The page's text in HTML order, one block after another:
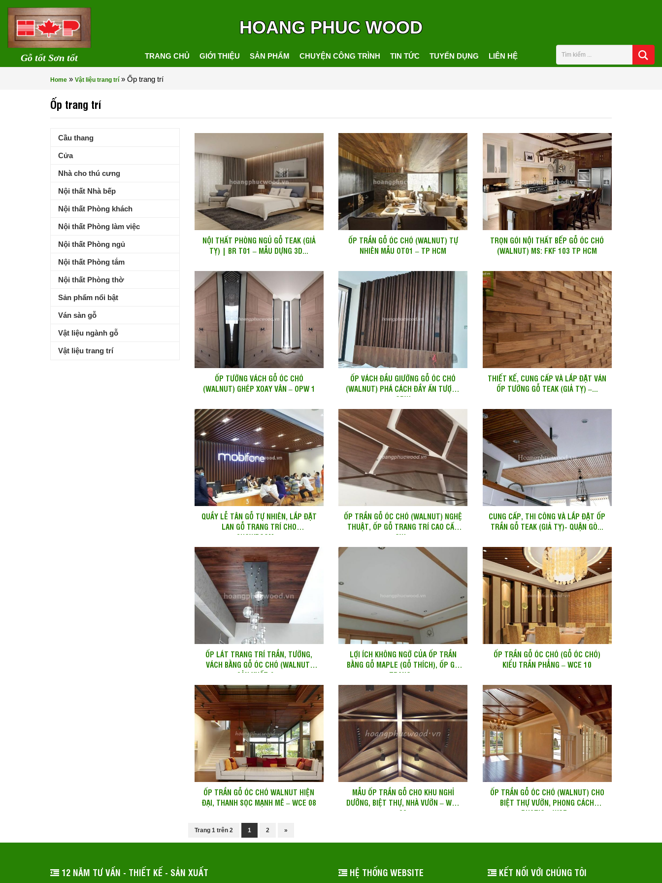
Gỗ tốt Sơn tốt
HOANG PHUC WOOD
TRANG CHỦ GIỚI THIỆU SẢN PHẨM CHUYỆN CÔNG TRÌNH TIN TỨC TUYỂN DỤNG LIÊN HỆ
Home » Vật liệu trang trí» Ốp trang trí
Ốp trang trí
NỘI THẤT PHÒNG NGỦ GỖ TEAK (GIẢ
TỴ) | BR T01 – MẪU DỰNG 3D...
ỐP TRẦN GỖ ÓC CHÓ (WALNUT) TỰ
NHIÊN MẪU OT01 – TP HCM
TRỌN GÓI NỘI THẤT BẾP GỖ ÓC CHÓ
(WALNUT) MS: FKF 103 TP HCM
ỐP TƯỜNG VÁCH GỖ ÓC CHÓ
(WALNUT) GHÉP XOAY VÂN – OPW 1
ỐP VÁCH ĐẦU GIƯỜNG GỖ ÓC CHÓ
(WALNUT) PHÁ CÁCH ĐẦY ẤN TƯỢNG
– OPW...
THIẾT KẾ, CUNG CẤP VÀ LẮP ĐẶT VÁN
ỐP TƯỜNG GỖ TEAK (GIẢ TỴ) –...
QUẦY LỄ TÂN GỖ TỰ NHIÊN, LẮP ĐẶT
LAN GỖ TRANG TRÍ CHO
SHOWROOM,...
ỐP TRẦN GỖ ÓC CHÓ (WALNUT) NGHỆ
THUẬT, ỐP GỖ TRANG TRÍ CAO CẤP
CW...
CUNG CẤP, THI CÔNG VÀ LẮP ĐẶT ỐP
TRẦN GỖ TEAK (GIẢ TỴ)- QUẬN GÒ...
ỐP LÁT TRANG TRÍ TRẦN, TƯỜNG,
VÁCH BẰNG GỖ ÓC CHÓ (WALNUT)
SẢN XUẤT &...
LỢI ÍCH KHÔNG NGỜ CỦA ỐP TRẦN
BẰNG GỖ MAPLE (GỖ THÍCH), ỐP GỖ
TRANG...
ỐP TRẦN GỖ ÓC CHÓ (GỖ ÓC CHÓ)
KIỂU TRẦN PHẲNG – WCE 10
ỐP TRẦN GỖ ÓC CHÓ WALNUT HIỆN
ĐẠI, THANH SỌC MẠNH MẼ – WCE 08
MẪU ỐP TRẦN GỖ CHO KHU NGHỈ
DƯỠNG, BIỆT THỰ, NHÀ VƯỜN – WCE
09
ỐP TRẦN GỖ ÓC CHÓ (WALNUT) CHO
BIỆT THỰ VƯỜN, PHONG CÁCH
RUSTIC – WCE...
Trang 1 trên 2 1 2 »
Cầu thang
Cửa
Nhà cho thú cưng
Nội thất Nhà bếp
Nội thất Phòng khách
Nội thất Phòng làm việc
Nội thất Phòng ngủ
Nội thất Phòng tắm
Nội thất Phòng thờ
Sản phẩm nổi bật
Ván sàn gỗ
Vật liệu ngành gỗ
Vật liệu trang trí
12 NĂM TƯ VẤN - THIẾT KẾ - SẢN XUẤT HỆ THỐNG WEBSITE KẾT NỐI VỚI CHÚNG TÔI